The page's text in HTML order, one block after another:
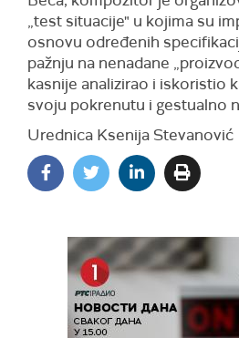
„test situacije" u kojima su
osnovu određenih
pažnju na nenadane
kasnije analizirao i iskoristio
svoju pokrenutu i gestualno
Urednica Ksenija Stevanović